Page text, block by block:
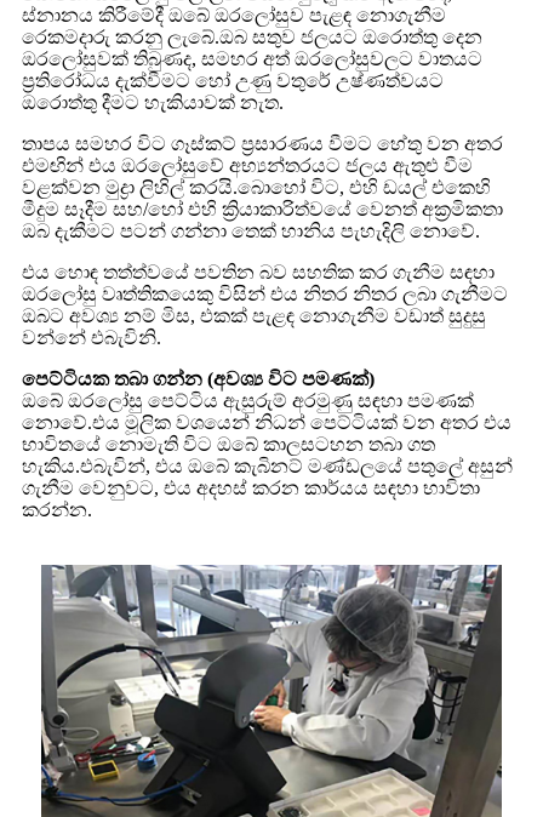
ස්නානය කිරීමේදී ඔබේ ඔරලෝසුව පැළඳ නොගැනීම
රෙකමදාරු කරනු ලැබේ.ඔබ සතුව ජලයට ඔරොත්තු දෙන
ඔරලෝසුවක් තිබුණද, සමහර අත් ඔරලෝසුවලට වාතයට
ප්‍රතිරෝධය දැක්වීමට හෝ උණු වතුරේ උෂ්ණත්වයට
ඔරොත්තු දීමට හැකියාවක් නැත.
තාපය සමහර විට ගෑස්කට් ප්‍රසාරණය වීමට හේතු වන අතර
එමඟින් එය ඔරලෝසුවේ අභ්‍යන්තරයට ජලය ඇතුළු වීම
වළක්වන මුද්‍රා ලිහිල් කරයි.බොහෝ විට, එහි ඩයල් එකෙහි
මීදුම සෑදීම සහ/හෝ එහි ක්‍රියාකාරිත්වයේ වෙනත් අක්‍රමිකතා
ඔබ දැකීමට පටන් ගන්නා තෙක් හානිය පැහැදිලි නොවේ.
එය හොඳ තත්ත්වයේ පවතින බව සහතික කර ගැනීම සඳහා
ඔරලෝසු වෘත්තිකයෙකු විසින් එය නිතර නිතර ලබා ගැනීමට
ඔබට අවශ්‍ය නම් මිස, එකක් පැළඳ නොගැනීම වඩාත් සුදුසු
වන්නේ එබැවිනි.
පෙට්ටියක තබා ගන්න (අවශ්‍ය විට පමණක්)
ඔබේ ඔරලෝසු පෙට්ටිය ඇසුරුම් අරමුණු සඳහා පමණක්
නොවේ.එය මූලික වශයෙන් නිධන් පෙට්ටියක් වන අතර එය
භාවිතයේ නොමැති විට ඔබේ කාලසටහන තබා ගත
හැකිය.එබැවින්, එය ඔබේ කැබිනට් මණ්ඩලයේ පතුලේ අසුන්
ගැනීම වෙනුවට, එය අදහස් කරන කාර්යය සඳහා භාවිතා
කරන්න.